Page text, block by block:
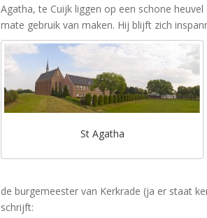
Agatha, te Cuijk liggen op een schone
mate gebruik van maken. Hij blijft zich
St Agatha
de burgemeester van Kerkrade (ja er staat
schrijft: